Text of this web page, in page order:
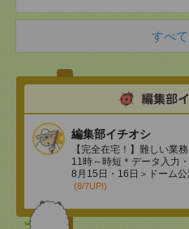
すべ
編集部イチオシ
【完全在宅！】難しい業
11時～時短＊データ入力
8月15日・16日＞ドーム
(8/7UP!)